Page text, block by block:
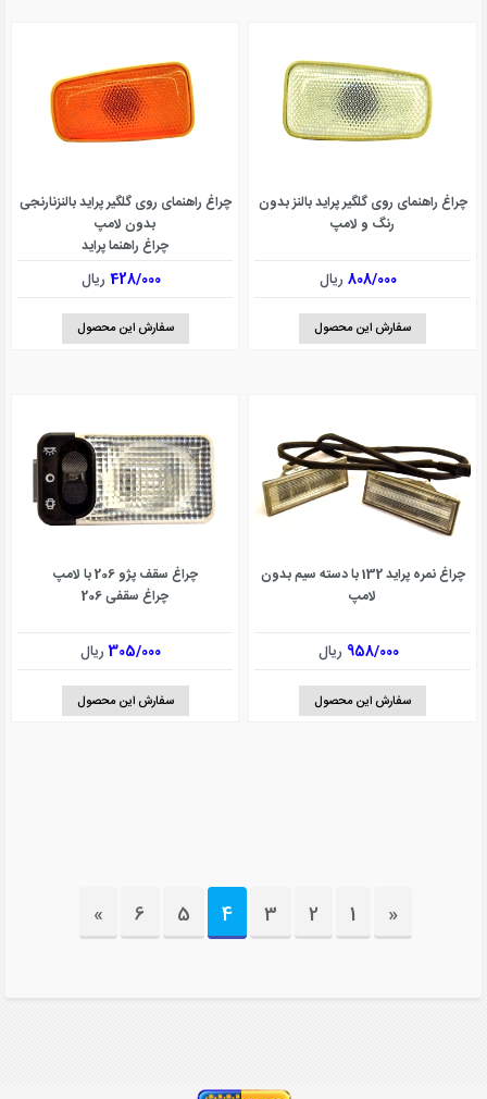
چراغ راهنمای روی گلگیر پراید بالنز بدون
رنگ و لامپ
808/000ریال
سفارش این محصول
چراغ راهنمای روی گلگیر پراید بالنزنارنجی
بدون لامپ
چراغ راهنما پراید
428/000 ریال
سفارش این محصول
چراغ نمره پراید 132 با دسته سیم بدون
لامپ
958/000 ریال
سفارش این محصول
چراغ سقف پژو 206 با لامپ
چراغ سقفی 206
305/000ریال
سفارش این محصول
«
1
2
3
4
5
6
»